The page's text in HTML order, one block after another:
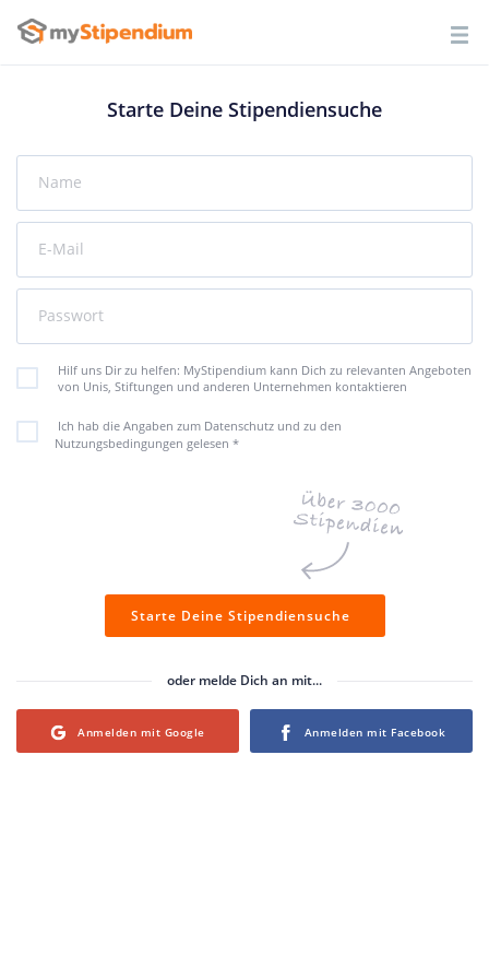
Starte Deine Stipendiensuche
Name
E-Mail
Passwort
Hilf uns Dir zu helfen: MyStipendium kann Dich zu relevanten Angeboten
von Unis, Stiftungen und anderen Unternehmen kontaktieren
Ich hab die Angaben zum Datenschutz und zu den
Nutzungsbedingungen gelesen *
Starte Deine Stipendiensuche
oder melde Dich an mit...
Login with Google Login with Facebook